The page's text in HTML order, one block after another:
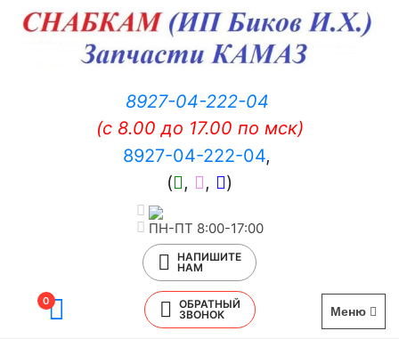
8927-04-222-04
(c 8.00 до 17.00 по мск)
8927-04-222-04,
(
, , )
ПН-ПТ 8:00-17:00
НАПИШИТЕ
НАМ
0
ОБРАТНЫЙ
ЗВОНОК
Меню